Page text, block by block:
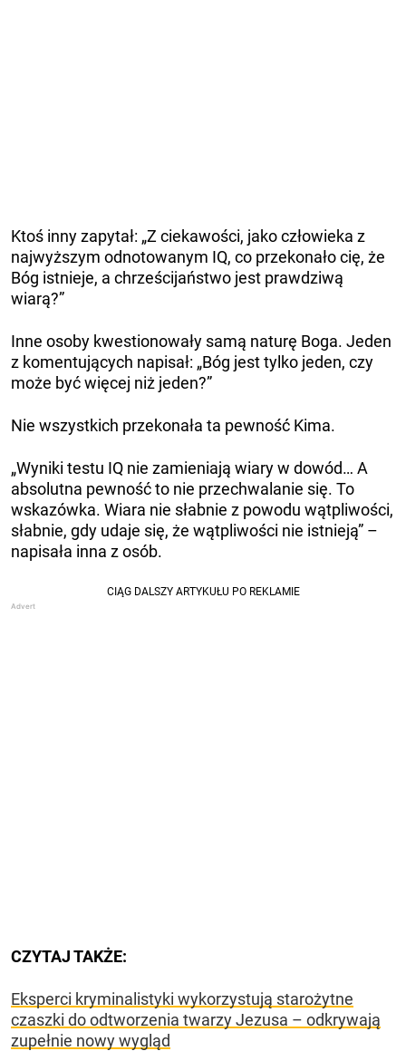
Ktoś inny zapytał: „Z ciekawości, jako człowieka z
najwyższym odnotowanym IQ, co przekonało cię, że
Bóg istnieje, a chrześcijaństwo jest prawdziwą
wiarą?”
Inne osoby kwestionowały samą naturę Boga. Jeden
z komentujących napisał: „Bóg jest tylko jeden, czy
może być więcej niż jeden?”
Nie wszystkich przekonała ta pewność Kima.
„Wyniki testu IQ nie zamieniają wiary w dowód… A
absolutna pewność to nie przechwalanie się. To
wskazówka. Wiara nie słabnie z powodu wątpliwości,
słabnie, gdy udaje się, że wątpliwości nie istnieją” –
napisała inna z osób.
CZYTAJ TAKŻE:
Eksperci kryminalistyki wykorzystują starożytne
czaszki do odtworzenia twarzy Jezusa – odkrywają
zupełnie nowy wygląd